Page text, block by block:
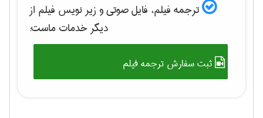
ترجمه فیلم، فایل صوتی و زیر نویس فیلم از
دیگر خدمات ماست:
ثبت سفارش ترجمه فیلم